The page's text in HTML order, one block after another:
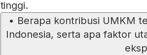
tinggi.
• Berapa kontribusi UMKM
Indonesia, serta apa faktor